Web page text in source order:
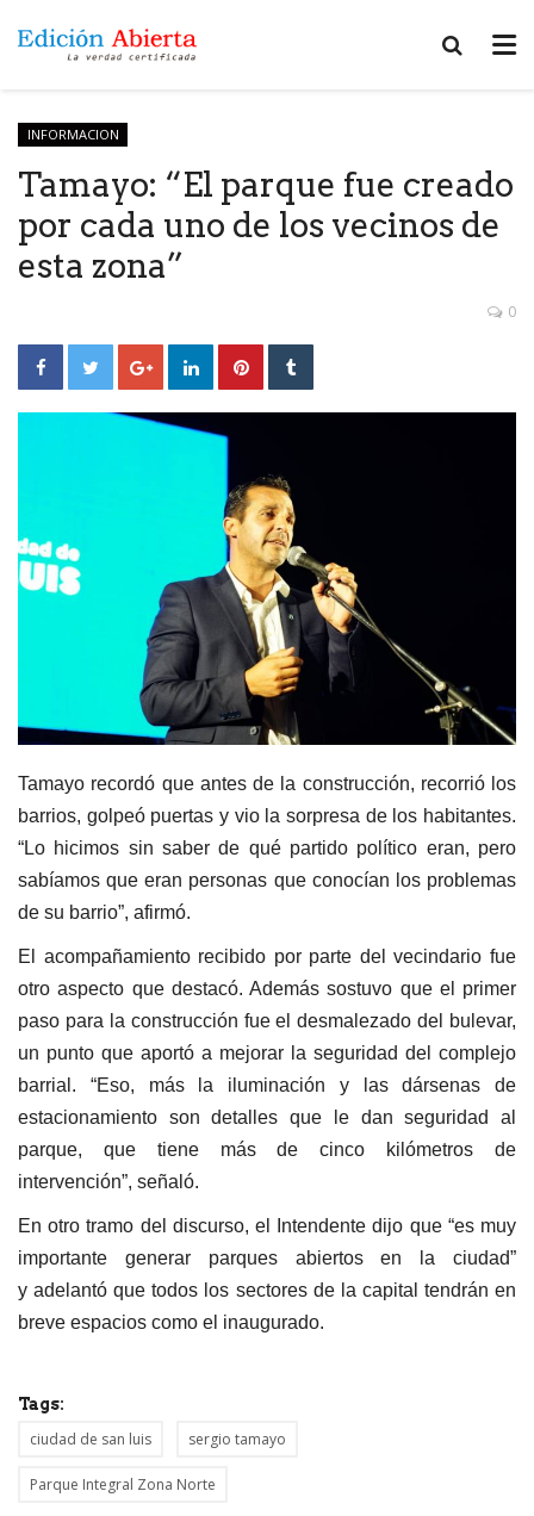
INFORMACION
Tamayo: “El parque fue creado
por cada uno de los vecinos de
esta zona”
0
Tamayo recordó que antes de la construcción, recorrió los
barrios, golpeó puertas y vio la sorpresa de los habitantes.
“Lo hicimos sin saber de qué partido político eran, pero
sabíamos que eran personas que conocían los problemas
de su barrio”, afirmó.
El acompañamiento recibido por parte del vecindario fue
otro aspecto que destacó. Además sostuvo que el primer
paso para la construcción fue el desmalezado del bulevar,
un punto que aportó a mejorar la seguridad del complejo
barrial. “Eso, más la iluminación y las dársenas de
estacionamiento son detalles que le dan seguridad al
parque, que tiene más de cinco kilómetros de
intervención”, señaló.
En otro tramo del discurso, el Intendente dijo que “es muy
importante generar parques abiertos en la ciudad”
y adelantó que todos los sectores de la capital tendrán en
breve espacios como el inaugurado.
Tags:
ciudad de san luis sergio tamayo
Parque Integral Zona Norte